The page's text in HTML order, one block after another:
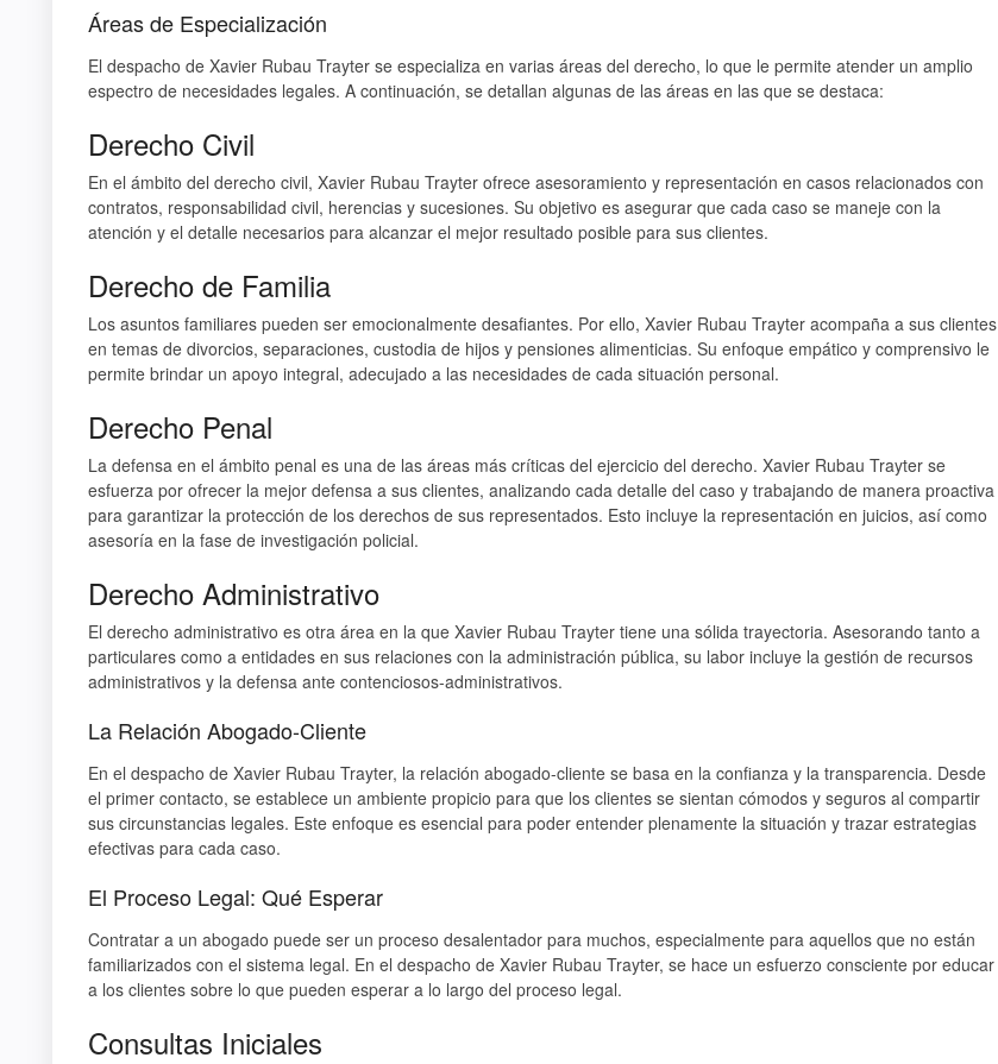
Áreas de Especialización
El despacho de Xavier Rubau Trayter se especializa en varias áreas del derecho, lo que le permite atender un amplio
espectro de necesidades legales. A continuación, se detallan algunas de las áreas en las que se destaca:
Derecho Civil
En el ámbito del derecho civil, Xavier Rubau Trayter ofrece asesoramiento y representación en casos relacionados con
contratos, responsabilidad civil, herencias y sucesiones. Su objetivo es asegurar que cada caso se maneje con la
atención y el detalle necesarios para alcanzar el mejor resultado posible para sus clientes.
Derecho de Familia
Los asuntos familiares pueden ser emocionalmente desafiantes. Por ello, Xavier Rubau Trayter acompaña a sus clientes
en temas de divorcios, separaciones, custodia de hijos y pensiones alimenticias. Su enfoque empático y comprensivo le
permite brindar un apoyo integral, adecujado a las necesidades de cada situación personal.
Derecho Penal
La defensa en el ámbito penal es una de las áreas más críticas del ejercicio del derecho. Xavier Rubau Trayter se
esfuerza por ofrecer la mejor defensa a sus clientes, analizando cada detalle del caso y trabajando de manera proactiva
para garantizar la protección de los derechos de sus representados. Esto incluye la representación en juicios, así como
asesoría en la fase de investigación policial.
Derecho Administrativo
El derecho administrativo es otra área en la que Xavier Rubau Trayter tiene una sólida trayectoria. Asesorando tanto a
particulares como a entidades en sus relaciones con la administración pública, su labor incluye la gestión de recursos
administrativos y la defensa ante contenciosos-administrativos.
La Relación Abogado-Cliente
En el despacho de Xavier Rubau Trayter, la relación abogado-cliente se basa en la confianza y la transparencia. Desde
el primer contacto, se establece un ambiente propicio para que los clientes se sientan cómodos y seguros al compartir
sus circunstancias legales. Este enfoque es esencial para poder entender plenamente la situación y trazar estrategias
efectivas para cada caso.
El Proceso Legal: Qué Esperar
Contratar a un abogado puede ser un proceso desalentador para muchos, especialmente para aquellos que no están
familiarizados con el sistema legal. En el despacho de Xavier Rubau Trayter, se hace un esfuerzo consciente por educar
a los clientes sobre lo que pueden esperar a lo largo del proceso legal.
Consultas Iniciales